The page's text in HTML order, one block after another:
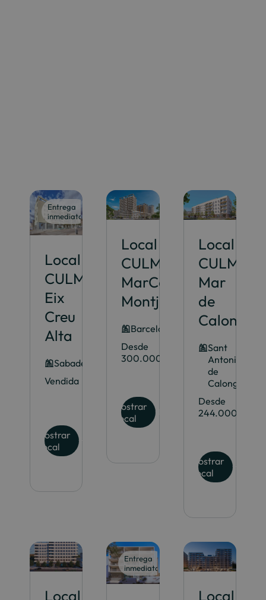
Entrega
inmediata
Local
CULMIA
Eix
Creu
Alta
Sabadell
Vendida
Mostrar
Local
Local
CULMIA
MarCelOna
Montjuïc
Barcelona
Desde
300.000€
Mostrar
Local
Local
CULMIA
Mar
de
Calonge
Sant
Antoni
de
Calonge
Desde
244.000€
Mostrar
Local
Local
Entrega
inmediata
Local